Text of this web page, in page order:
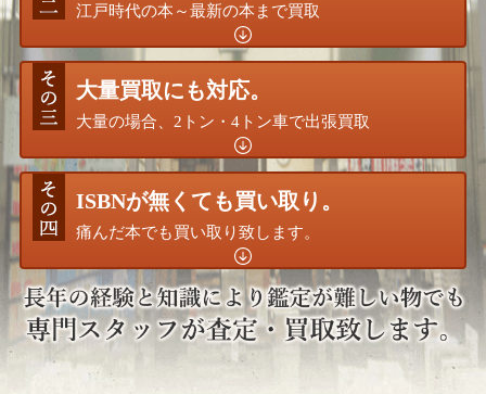
江戸時代の本～最新の本まで買取
大量買取にも対応。
大量の場合、2トン・4トン車で出張買取
ISBNが無くても買い取り。
痛んだ本でも買い取り致します。